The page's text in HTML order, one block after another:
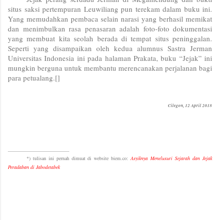
situs saksi pertempuran Leuwiliang pun terekam dalam buku ini.
Yang memudahkan pembaca selain narasi yang berhasil memikat
dan menimbulkan rasa penasaran adalah foto-foto dokumentasi
yang membuat kita seolah berada di tempat situs peninggalan.
Seperti yang disampaikan oleh kedua alumnus Sastra Jerman
Universitas Indonesia ini pada halaman Prakata, buku “Jejak” ini
mungkin berguna untuk membantu merencanakan perjalanan bagi
para petualang.[]
Cilegon, 12 April 2018
*) tulisan ini pernah dimuat di website biem.co:Asyiknya Menelusuri Sejarah dan Jejak
Peradaban di Jabodetabek